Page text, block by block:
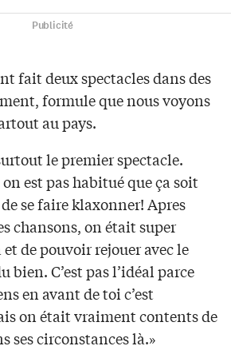
Publicité
fait deux spectacles dans des
formule que nous voyons
au pays.
le premier spectacle.
est pas habitué que ça soit
se faire klaxonner! Apres
chansons, on était super
de pouvoir rejouer avec le
bien. C’est pas l’idéal parce
en avant de toi c’est
on était vraiment contents de
ses circonstances là.»